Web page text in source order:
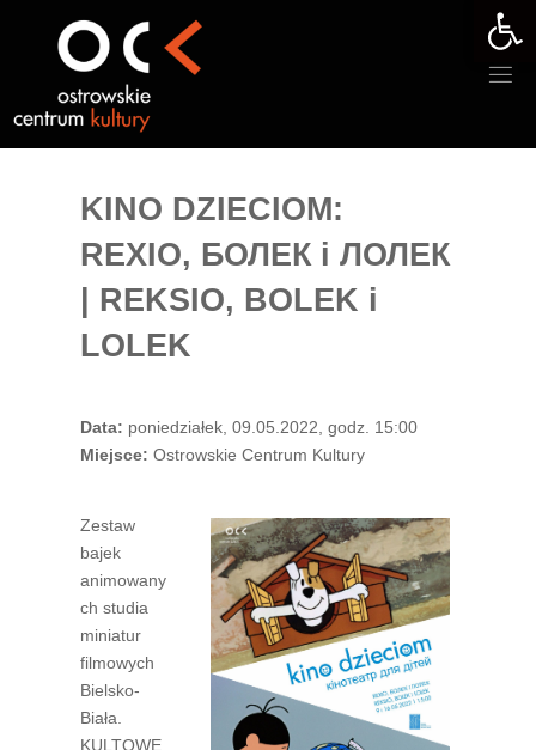
KINO DZIECIOM:
REXIO, БОЛЕК i ЛОЛЕК
| REKSIO, BOLEK i
LOLEK
Data: poniedziałek, 09.05.2022, godz. 15:00
Miejsce: Ostrowskie Centrum Kultury
Zestaw
bajek
animowany
ch studia
miniatur
filmowych
Bielsko-
Biała.
KULTOWE